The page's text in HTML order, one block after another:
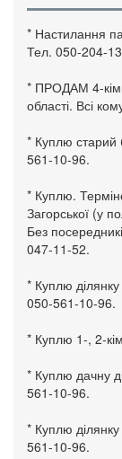
* Настилання
Тел. 050-204-
* ПРОДАМ 4-
області. Всі
* Куплю старий
561-10-96.
* Куплю.
Загорської (у
Без
047-11-52.
* Куплю
050-561-10-96.
* Куплю 1-, 2-
* Куплю дачну
561-10-96.
* Куплю
561-10-96.